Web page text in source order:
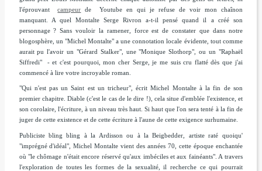
l'éprouvantcampeur de Youtube en qui je refuse de voir mon chaînon
manquant. A quel Montalte Serge Rivron a-t-il pensé quand il a créé son
personnage ? Sans vouloir la ramener, force est de constater que dans notre
blogosphère, un "Michel Montalte" a une connotation locale évidente, tout comme
aurait pu l'avoir un "Gérard Stalker", une "Monique Slothorp", ou un "Raphaël
Siffredi" - et c'est pourquoi, mon cher Serge, je me suis cru flatté dès que j'ai
commencé à lire votre incroyable roman.
"Qui n'est pas un Saint est un tricheur", écrit Michel Montalte à la fin de son
premier chapitre. Diable (c'est le cas de le dire !), cela situe d'emblée l'existence, et
son corolaire, l'écriture, à un niveau très haut. Si haut que l'on sera tenté à la fin de
juger de cette existence et de cette écriture à l'aune de cette exigence surhumaine.
Publiciste bling bling à la Ardisson ou à la Beigbedder, artiste raté quoiqu'
"imprégné d'idéal", Michel Montalte vient des années 70, cette époque enchantée
où "le chômage n'était encore réservé qu'aux imbéciles et aux fainéants". A travers
l'exploration de toutes les formes de la sexualité, il recherche ce qui pourrait